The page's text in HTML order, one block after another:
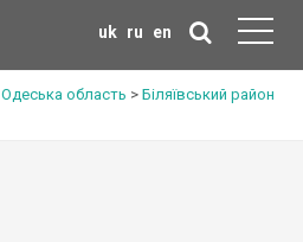
uk ru en
Одеська область > Біляївський район